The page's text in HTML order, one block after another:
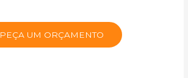
PEÇA UM ORÇAMENTO